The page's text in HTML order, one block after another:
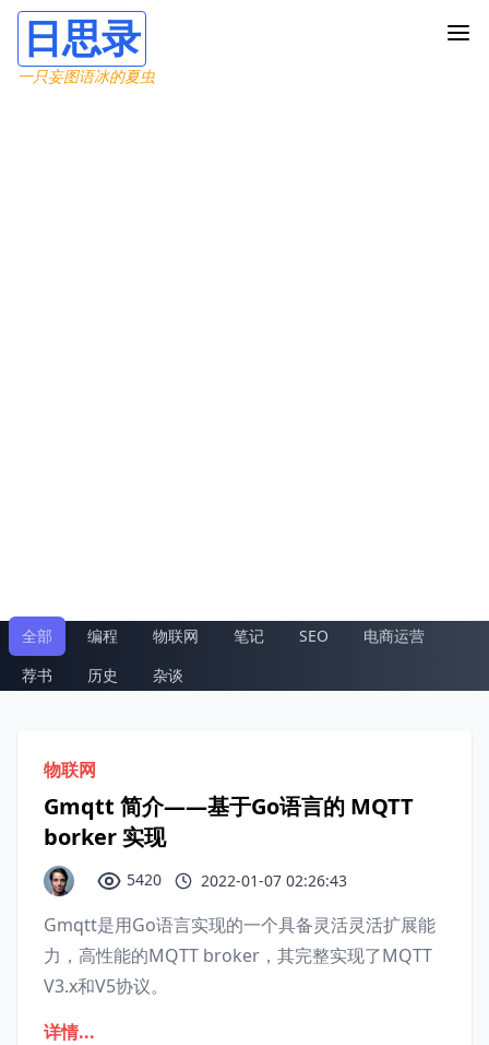
日思录
一只妄图语冰的夏虫
全部 编程 物联网 笔记 SEO
电商运营
荐书
历史 杂谈
物联网
Gmqtt 简介——基于Go语言的 MQTT
borker 实现
5420 2022-01-07 02:26:43
Gmqtt是用Go语言实现的一个具备灵活灵活扩展能
力，高性能的MQTT broker，其完整实现了MQTT
V3.x和V5协议。
详情...